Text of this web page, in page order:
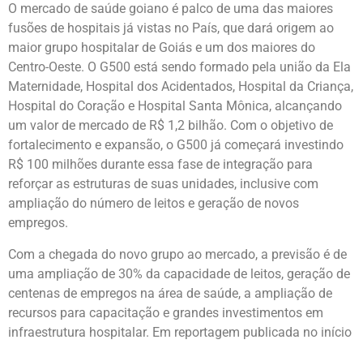
O mercado de saúde goiano é palco de uma das maiores
fusões de hospitais já vistas no País, que dará origem ao
maior grupo hospitalar de Goiás e um dos maiores do
Centro-Oeste. O G500 está sendo formado pela união da Ela
Maternidade, Hospital dos Acidentados, Hospital da Criança,
Hospital do Coração e Hospital Santa Mônica, alcançando
um valor de mercado de R$ 1,2 bilhão. Com o objetivo de
fortalecimento e expansão, o G500 já começará investindo
R$ 100 milhões durante essa fase de integração para
reforçar as estruturas de suas unidades, inclusive com
ampliação do número de leitos e geração de novos
empregos.
Com a chegada do novo grupo ao mercado, a previsão é de
uma ampliação de 30% da capacidade de leitos, geração de
centenas de empregos na área de saúde, a ampliação de
recursos para capacitação e grandes investimentos em
infraestrutura hospitalar. Em reportagem publicada no início